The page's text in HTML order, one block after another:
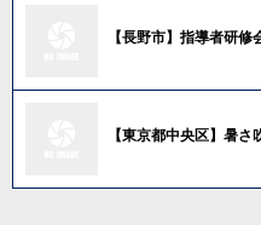
【長野市】指導者研
【東京都中央区】暑